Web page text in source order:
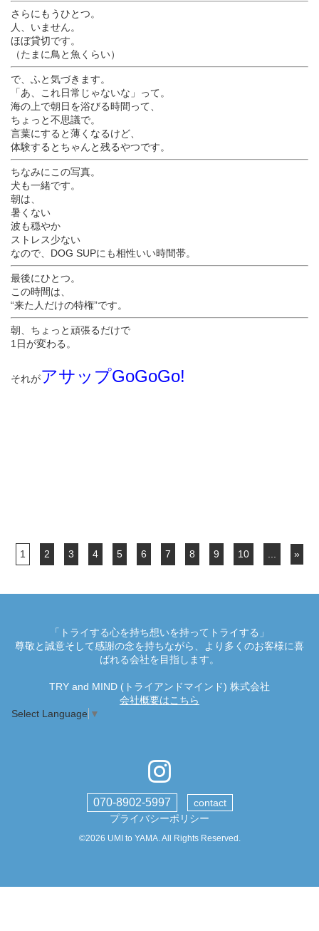
さらにもうひとつ。
人、いません。
ほぼ貸切です。
（たまに鳥と魚くらい）
で、ふと気づきます。
「あ、これ日常じゃないな」って。
海の上で朝日を浴びる時間って、
ちょっと不思議で。
言葉にすると薄くなるけど、
体験するとちゃんと残るやつです。
ちなみにこの写真。
犬も一緒です。
朝は、
暑くない
波も穏やか
ストレス少ない
なので、DOG SUPにも相性いい時間帯。
最後にひとつ。
この時間は、
“来た人だけの特権”です。
朝、ちょっと頑張るだけで
1日が変わる。
それがアサップGoGoGo!
1 2 3 4 5 6 7 8 9 10 »
「トライする心を持ち想いを持ってトライする」
尊敬と誠意そして感謝の念を持ちながら、より多くのお客様に喜
ばれる会社を目指します。
TRY and MIND (トライアンドマインド) 株式会社
会社概要はこちら
Select Language ▼
070-8902-5997
contact
プライバシーポリシー
©2026 UMI to YAMA. All Rights Reserved.